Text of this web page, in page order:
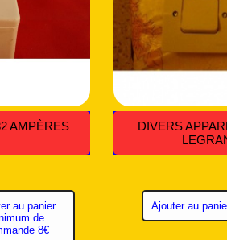
AMPÈRES
au panier
de
8€
DIVERS
Ajouter au